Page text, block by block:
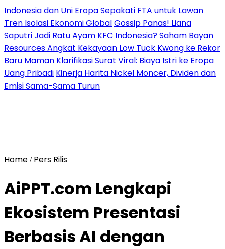
Indonesia dan Uni Eropa Sepakati FTA untuk Lawan
Tren Isolasi Ekonomi GlobalGossip Panas! Liana
Saputri Jadi Ratu Ayam KFC Indonesia?Saham Bayan
Resources Angkat Kekayaan Low Tuck Kwong ke Rekor
Baru Maman Klarifikasi Surat Viral: Biaya Istri ke Eropa
Uang Pribadi Kinerja Harita Nickel Moncer, Dividen dan
Emisi Sama-Sama Turun
Home / Pers Rilis
AiPPT.com Lengkapi
Ekosistem Presentasi
Berbasis AI dengan